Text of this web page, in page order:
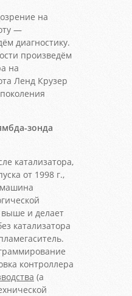
на
—
диагностику.
произведём
на
Ленд Крузер
зонда
катализатора,
от 1998 г.,
и делает
катализатора
контроллера
(а